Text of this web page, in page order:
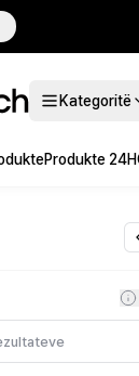
Kategoritë
Produkte 24H